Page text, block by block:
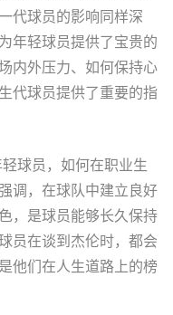
代球员的影响同样深
年轻球员提供了宝贵的
内外压力、如何保持心
代球员提供了重要的指
球员，如何在职业生
调，在球队中建立良好
，是球员能够长久保持
员在谈到杰伦时，都会
他们在人生道路上的榜